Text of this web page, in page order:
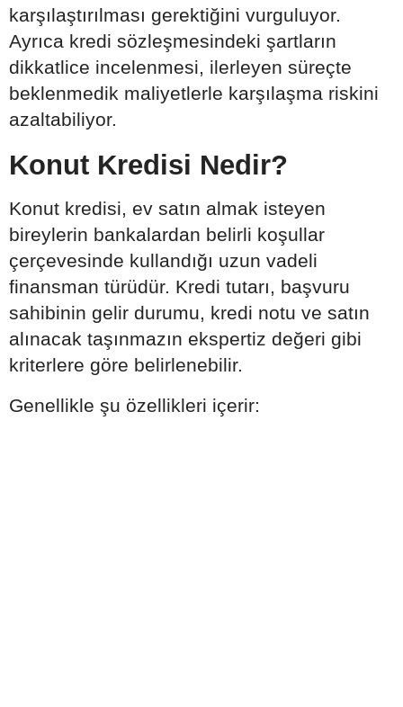
karşılaştırılması gerektiğini vurguluyor.
Ayrıca kredi sözleşmesindeki şartların
dikkatlice incelenmesi, ilerleyen süreçte
beklenmedik maliyetlerle karşılaşma riskini
azaltabiliyor.
Konut Kredisi Nedir?
Konut kredisi, ev satın almak isteyen
bireylerin bankalardan belirli koşullar
çerçevesinde kullandığı uzun vadeli
finansman türüdür. Kredi tutarı, başvuru
sahibinin gelir durumu, kredi notu ve satın
alınacak taşınmazın ekspertiz değeri gibi
kriterlere göre belirlenebilir.
Genellikle şu özellikleri içerir: